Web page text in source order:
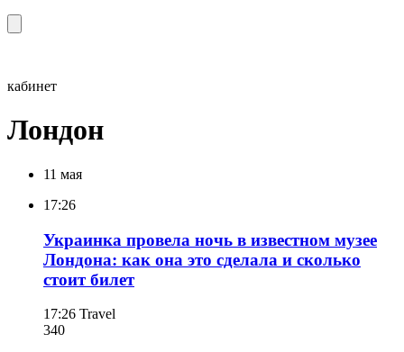
кабинет
Лондон
11 мая
17:26
Украинка провела ночь в известном музее
Лондона: как она это сделала и сколько
стоит билет
17:26 Travel
340